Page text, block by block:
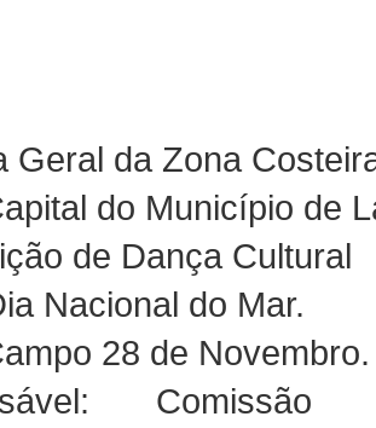
Geral da Zona
do Município de
de Dança Cultural
Nacional do Mar.
28 de Novembro.
Comissão